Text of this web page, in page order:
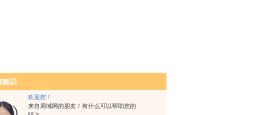
欢迎您！
来自局域网的朋友！有什么可以帮助您的